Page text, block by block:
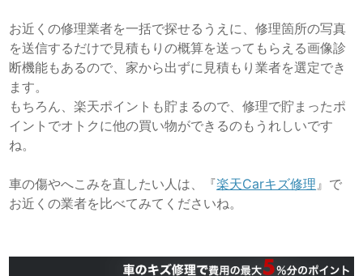
お近くの修理業者を一括で探せるうえに、修理箇所の写真
を送信するだけで見積もりの概算を送ってもらえる画像診
断機能もあるので、家から出ずに見積もり業者を選定でき
ます。
もちろん、楽天ポイントも貯まるので、修理で貯まったポ
イントでオトクに他の買い物ができるのもうれしいです
ね。
車の傷やへこみを直したい人は、『楽天Carキズ修理』で
お近くの業者を比べてみてくださいね。